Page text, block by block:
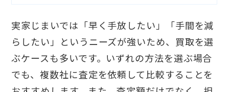
実家じまいでは「早く手放したい」「手間を減
らしたい」というニーズが強いため、買取を選
ぶケースも多いです。いずれの方法を選ぶ場合
でも、複数社に査定を依頼して比較することを